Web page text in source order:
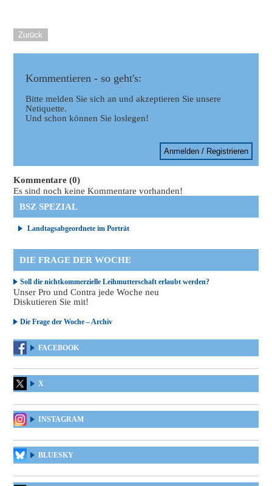
Zurück
Kommentieren - so geht's:
Bitte melden Sie sich an und akzeptieren Sie unsere
Netiquette.
Und schon können Sie loslegen!
Anmelden / Registrieren
Kommentare (0)
Es sind noch keine Kommentare vorhanden!
BSZ SPEZIAL
Landtagsabgeordnete im Porträt
DIE FRAGE DER WOCHE
Soll die nichtkommerzielle Leihmutterschaft erlaubt werden?
Unser Pro und Contra jede Woche neu
Diskutieren Sie mit!
Die Frage der Woche – Archiv
FACEBOOK
X
INSTAGRAM
BLUESKY